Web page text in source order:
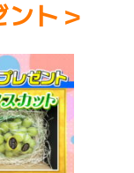
ト＞